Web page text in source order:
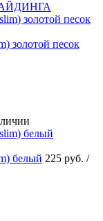
золотой песок
белый 225 руб. /